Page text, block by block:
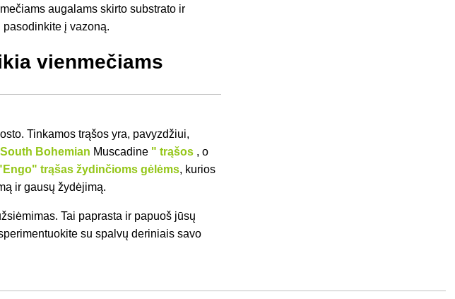
augalams skirto substrato ir
į vazoną.
vienmečiams
Tinkamos trąšos yra, pavyzdžiui,
South Bohemian Muscadine " trąšos , o
trąšas žydinčioms gėlėms, kurios
ir gausų žydėjimą.
Tai paprasta ir papuoš jūsų
su spalvų deriniais savo